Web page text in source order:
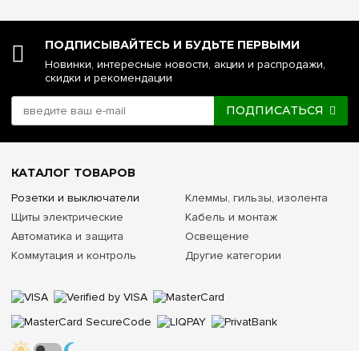
ПОДПИСЫВАЙТЕСЬ И БУДЬТЕ ПЕРВЫМИ
Новинки, интересные новости, акции и распродажи,
скидки и рекомендации
ПОДПИСАТЬСЯ
КАТАЛОГ ТОВАРОВ
Розетки и выключатели
Щиты электрические
Автоматика и защита
Коммутация и контроль
Клеммы, гильзы, изолента
Кабель и монтаж
Освещение
Другие категории